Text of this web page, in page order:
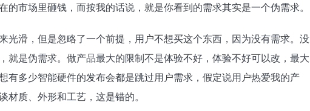
的市场里砸钱，而按我的话说，就是你看到的需求其实是一个伪需求。
光滑，但是忽略了一个前提，用户不想买这个东西，因为没有需求。没
就是伪需求。做产品最大的限制不是体验不好，体验不好可以改，最大
有多少智能硬件的发布会都是跳过用户需求，假定说用户热爱我的产
材质、外形和工艺，这是错的。